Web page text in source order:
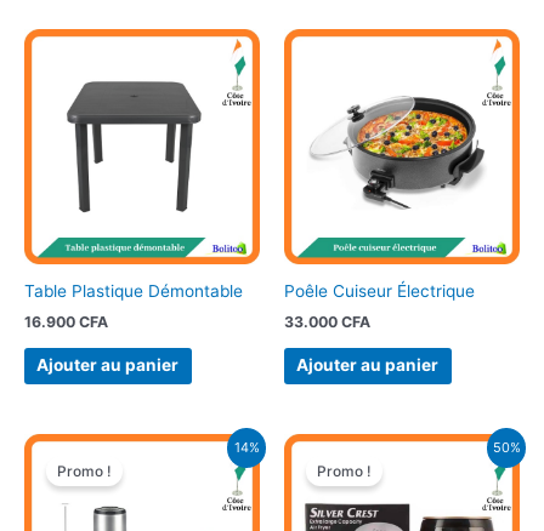
Table Plastique Démontable
16.900 CFA
Ajouter au panier
Poêle Cuiseur Électrique
33.000 CFA
Ajouter au panier
14%
Promo !
Le
prix
initial
27.900 CFA.
Le
actuel
est :
50%
Promo !
Le
initial
était :
89.900 CFA.
Le
actuel
est :
45.000